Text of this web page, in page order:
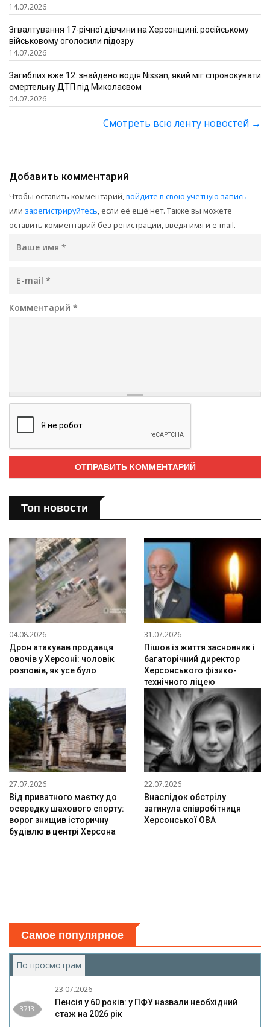
14.07.2026
Згвалтування 17-річної дівчини на Херсонщині: російському
військовому оголосили підозру
14.07.2026
Загиблих вже 12: знайдено водія Nissan, який міг спровокувати
смертельну ДТП під Миколаєвом
04.07.2026
Смотреть всю ленту новостей →
Добавить комментарий
Чтобы оставить комментарий, войдите в свою учетную запись
или зарегистрируйтесь , если её ещё нет. Также вы можете
оставить комментарий без регистрации, введя имя и e-mail.
Комментарий *
Топ новости
04.08.2026
Дрон атакував продавця
овочів у Херсоні: чоловік
розповів, як усе було
31.07.2026
Пішов із життя засновник і
багаторічний директор
Херсонського фізико-
технічного ліцею
27.07.2026
Від приватного маєтку до
осередку шахового спорту:
ворог знищив історичну
будівлю в центрі Херсона
22.07.2026
Внаслідок обстрілу
загинула співробітниця
Херсонської ОВА
Самое популярное
По просмотрам
3713
23.07.2026
Пенсія у 60 років: у ПФУ назвали необхідний
стаж на 2026 рік